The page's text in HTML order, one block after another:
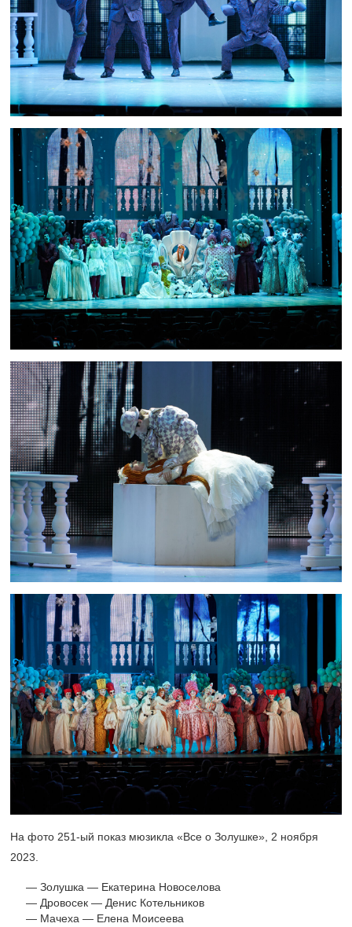
На фото 251-ый показ мюзикла «Все о Золушке», 2 ноября
2023.
Золушка — Екатерина Новоселова
Дровосек — Денис Котельников
Мачеха — Елена Моисеева